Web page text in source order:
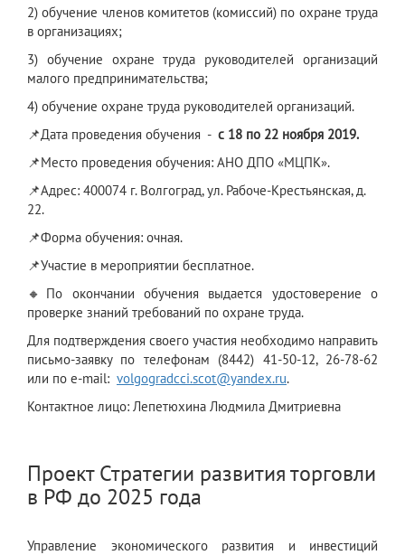
2) обучение членов комитетов (комиссий) по охране труда
в организациях;
3) обучение охране труда руководителей организаций
малого предпринимательства;
4) обучение охране труда руководителей организаций.
📌Дата проведения обучения - с 18 по 22 ноября 2019.
📌Место проведения обучения: АНО ДПО «МЦПК».
📌Адрес: 400074 г. Волгоград, ул. Рабоче-Крестьянская, д.
22.
📌Форма обучения: очная.
📌Участие в мероприятии бесплатное.
🔸По окончании обучения выдается удостоверение о
проверке знаний требований по охране труда.
Для подтверждения своего участия необходимо направить
письмо-заявку по телефонам (8442) 41-50-12, 26-78-62
или по e-mail: volgogradcci.scot@yandex.ru.
Контактное лицо: Лепетюхина Людмила Дмитриевна
Проект Стратегии развития торговли
в РФ до 2025 года
Управление экономического развития и инвестиций